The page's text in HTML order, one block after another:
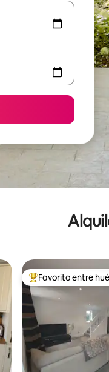
Favorito entre los
Favorito entre